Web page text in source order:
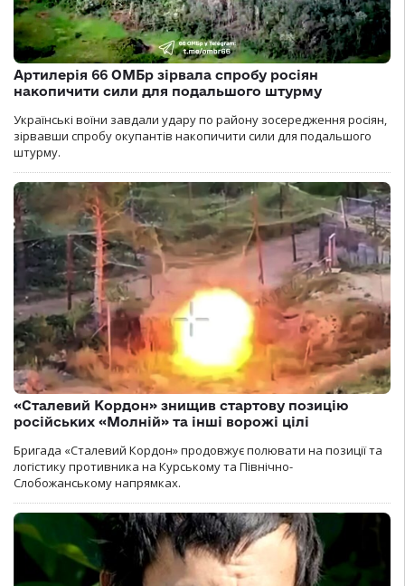
Артилерія 66 ОМБр зірвала спробу росіян
накопичити сили для подальшого штурму
Українські воїни завдали удару по району зосередження росіян,
зірвавши спробу окупантів накопичити сили для подальшого
штурму.
«Сталевий Кордон» знищив стартову позицію
російських «Молній» та інші ворожі цілі
Бригада «Сталевий Кордон» продовжує полювати на позиції та
логістику противника на Курському та Північно-
Слобожанському напрямках.